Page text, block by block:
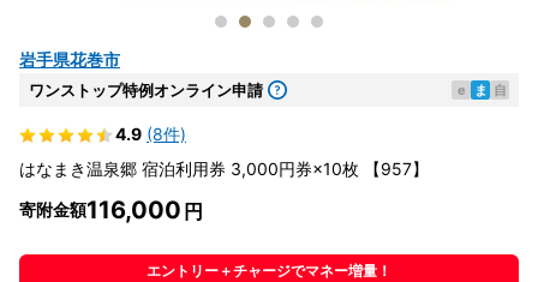
岩手県花巻市
ワンストップ特例オンライン申請 e ま 自
4.9 (8件)
はなまき温泉郷 宿泊利用券 3,000円券×10枚 【957】
寄附金額116,000
エントリー＋チャージでマネー増量！